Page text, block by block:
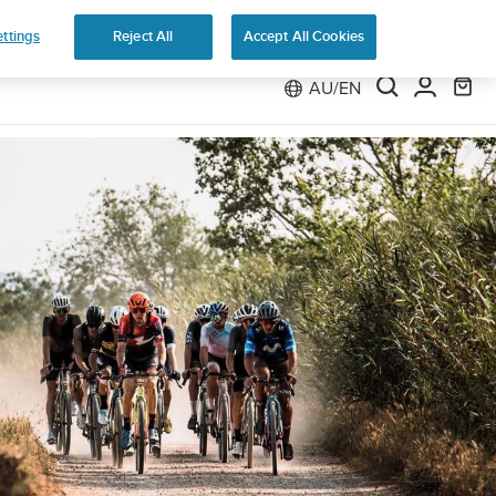
AU/EN
Reject All Accept All Cookies